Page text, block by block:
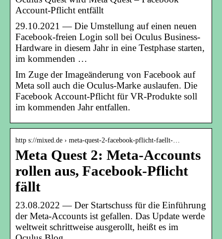
Account-Pflicht entfällt
29.10.2021 — Die Umstellung auf einen neuen
Facebook-freien Login soll bei Oculus Business-
Hardware in diesem Jahr in eine Testphase starten,
im kommenden …
Im Zuge der Imageänderung von Facebook auf
Meta soll auch die Oculus-Marke auslaufen. Die
Facebook Account-Pflicht für VR-Produkte soll
im kommenden Jahr entfallen.
http s://mixed.de › meta-quest-2-facebook-pflicht-faellt-…
Meta Quest 2: Meta-Accounts
rollen aus, Facebook-Pflicht
fällt
23.08.2022 — Der Startschuss für die Einführung
der Meta-Accounts ist gefallen. Das Update werde
weltweit schrittweise ausgerollt, heißt es im